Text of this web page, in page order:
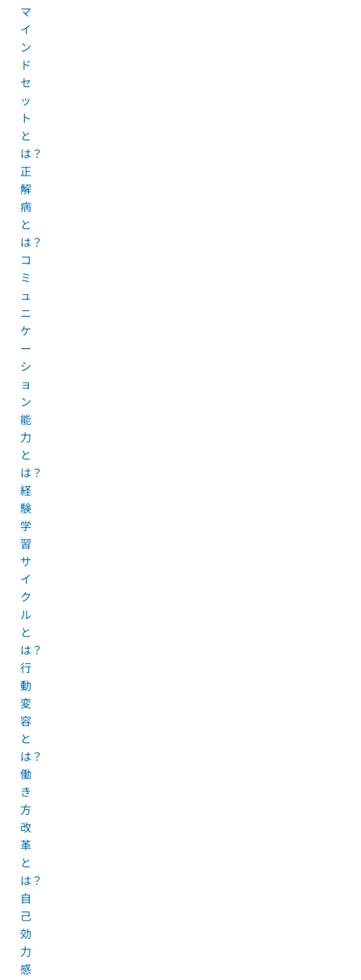
マ
イ
ン
ド
セ
ッ
ト
と
は？
正
解
病
と
は？
コ
ミ
ュ
ニ
ケ
ー
シ
ョ
ン
能
力
と
は？
経
験
学
習
サ
イ
ク
ル
と
は？
行
動
変
容
と
は？
働
き
方
改
革
と
は？
自
己
効
力
感